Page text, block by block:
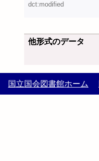
dct:modified
他形式のデータ
国立国会図書館ホーム